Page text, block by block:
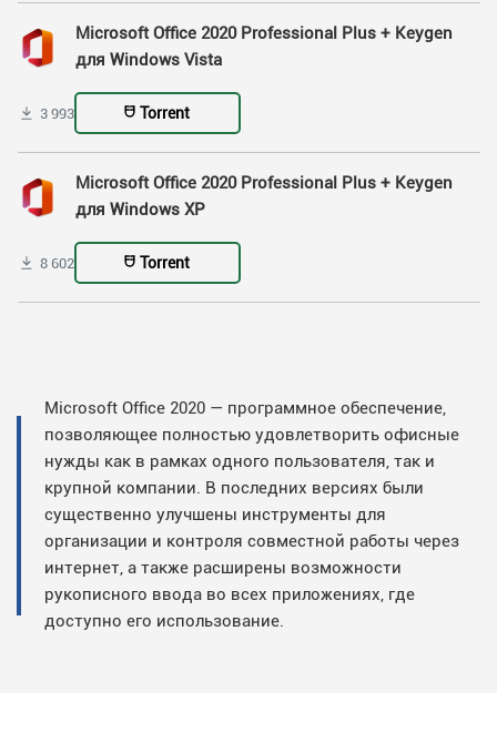
Microsoft Office 2020 Professional Plus + Keygen
для Windows Vista
3 993 Torrent
Microsoft Office 2020 Professional Plus + Keygen
для Windows XP
8 602 Torrent
Microsoft Office 2020 — программное обеспечение,
позволяющее полностью удовлетворить офисные
нужды как в рамках одного пользователя, так и
крупной компании. В последних версиях были
существенно улучшены инструменты для
организации и контроля совместной работы через
интернет, а также расширены возможности
рукописного ввода во всех приложениях, где
доступно его использование.